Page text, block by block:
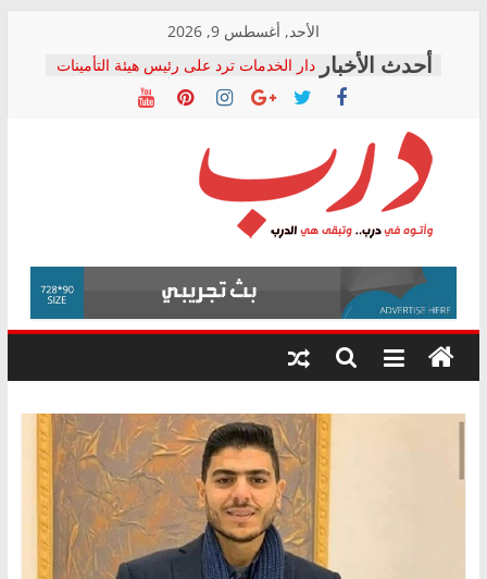
content
الأحد, أغسطس 9, 2026
دار الخدمات ترد على رئيس هيئة التأمينات
بعد مؤتمره الصحفي: إنكار الأزمة لا ينهي
معاناة أصحاب المعاشات.. ونطالب بكشف
فرحات سليمان يكتب: القطاع الصحي إلى
أين؟
حزب التحالف الشعبي يطلق لجنة “الحق
في الصحة” بالإسكندرية لرصد الانتهاكات
ودعم المرضى
الوزاري لمدينة الصحفيين.. وانتهاء أعمال
إنشاء المبنى الإداري
المجلس القومي لحقوق الإنسان يعلن
متابعة قضية الدكتور محمد زهران.. ويؤكد:
قرينة البراءة وضمانات المحاكمة العادلة
درب
وأتوه
درب..
وتبقى
هي